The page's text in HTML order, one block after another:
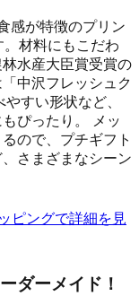
感が特徴のプリン
材料にもこだわ
水産大臣賞受賞の
中沢フレッシュク
すい形状など、
ぴったり。 メッ
ので、プチギフト
さまざまなシーン
ピングで詳細を見
ダーメイド！